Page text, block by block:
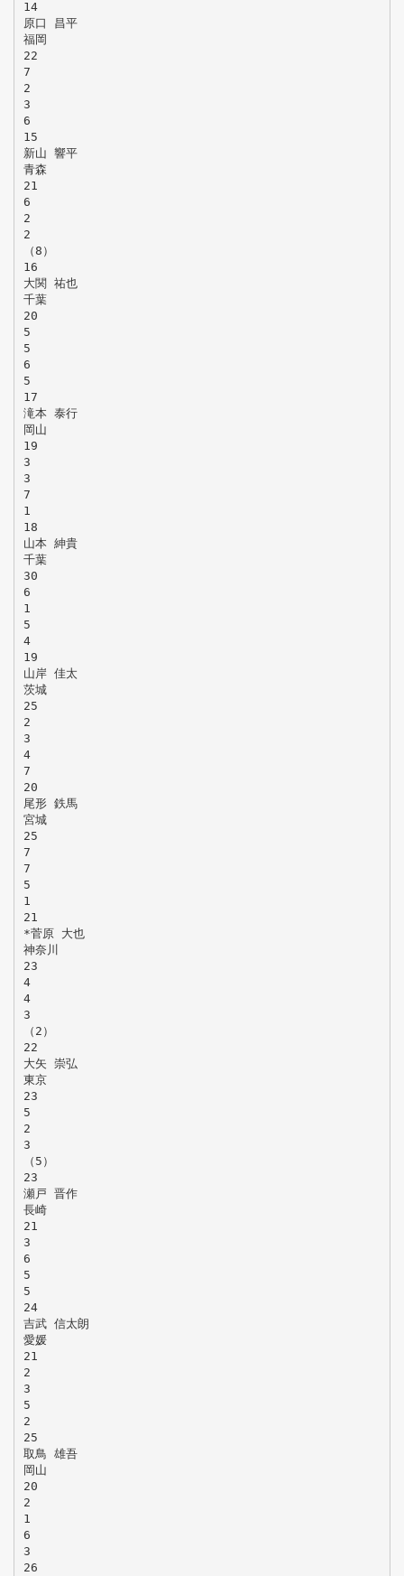
14
原口 昌平
福岡
22
7
2
3
6
15
新山 響平
青森
21
6
2
2
（8）
16
大関 祐也
千葉
20
5
5
6
5
17
滝本 泰行
岡山
19
3
3
7
1
18
山本 紳貴
千葉
30
6
1
5
4
19
山岸 佳太
茨城
25
2
3
4
7
20
尾形 鉄馬
宮城
25
7
7
5
1
21
*菅原 大也
神奈川
23
4
4
3
（2）
22
大矢 崇弘
東京
23
5
2
3
（5）
23
瀬戸 晋作
長崎
21
3
6
5
5
24
吉武 信太朗
愛媛
21
2
3
5
2
25
取鳥 雄吾
岡山
20
2
1
6
3
26